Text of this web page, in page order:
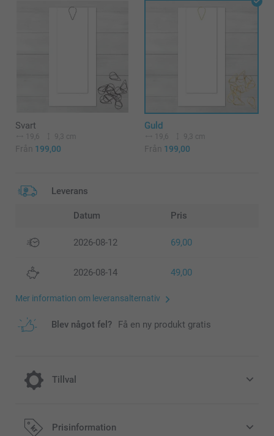
Svart
19,6 9,3 cm
Från 199,00
Guld
19,6 9,3 cm
Från 199,00
Leverans
Datum Pris
2026-08-12 69,00
2026-08-14 49,00
Mer information om leveransalternativ
Blev något fel? Få en ny produkt gratis
Tillval
Ge ditt Multikort ett extra festligt utseende
eller en modern, stilren look genom att
Prisinformation